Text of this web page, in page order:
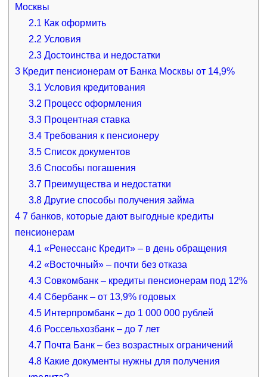
Москвы
2.1 Как оформить
2.2 Условия
2.3 Достоинства и недостатки
3Кредит пенсионерам от Банка Москвы от 14,9%
3.1 Условия кредитования
3.2 Процесс оформления
3.3 Процентная ставка
3.4 Требования к пенсионеру
3.5 Список документов
3.6 Способы погашения
3.7 Преимущества и недостатки
3.8 Другие способы получения займа
47 банков, которые дают выгодные кредиты
пенсионерам
4.1 «Ренессанс Кредит» – в день обращения
4.2 «Восточный» – почти без отказа
4.3 Совкомбанк – кредиты пенсионерам под 12%
4.4 Сбербанк – от 13,9% годовых
4.5 Интерпромбанк – до 1 000 000 рублей
4.6 Россельхозбанк – до 7 лет
4.7 Почта Банк – без возрастных ограничений
4.8 Какие документы нужны для получения